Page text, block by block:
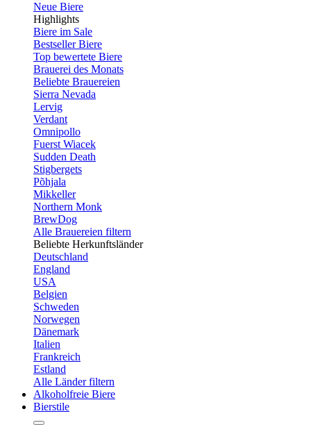
Neue Biere
Highlights
Biere im Sale
Bestseller Biere
Top bewertete Biere
Brauerei des Monats
Beliebte Brauereien
Sierra Nevada
Lervig
Verdant
Omnipollo
Fuerst Wiacek
Sudden Death
Stigbergets
Põhjala
Mikkeller
Northern Monk
BrewDog
Alle Brauereien filtern
Beliebte Herkunftsländer
Deutschland
England
USA
Belgien
Schweden
Norwegen
Dänemark
Italien
Frankreich
Estland
Alle Länder filtern
Alkoholfreie Biere
Bierstile